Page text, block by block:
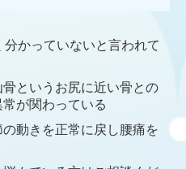
かっていないと言われて
というお尻に近い骨との
が関わっている
動きを正常に戻し腰痛を